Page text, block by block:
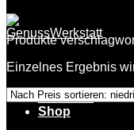
Über uns
Shop
Produkte
Einzelnes Ergebnis